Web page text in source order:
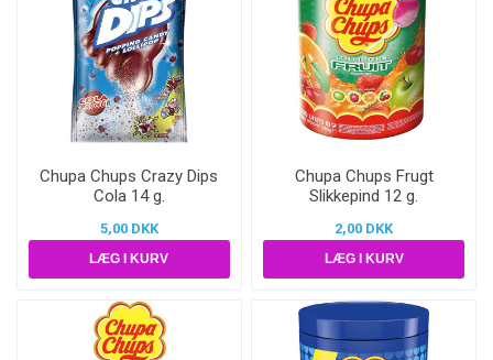
Chupa Chups Crazy Dips
Cola 14 g.
5,00 DKK
Chupa Chups Frugt
Slikkepind 12 g.
2,00 DKK